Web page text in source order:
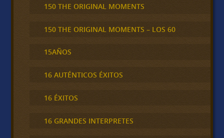
150 THE ORIGINAL MOMENTS
150 THE ORIGINAL MOMENTS – LOS 60
15AÑOS
16 AUTÉNTICOS ÉXITOS
16 ÉXITOS
16 GRANDES INTERPRETES